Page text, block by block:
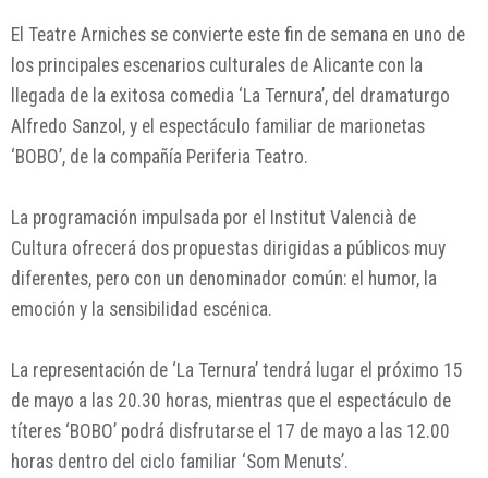
El Teatre Arniches se convierte este fin de semana en uno de
los principales escenarios culturales de Alicante con la
llegada de la exitosa comedia ‘La Ternura’, del dramaturgo
Alfredo Sanzol , y el espectáculo familiar de marionetas
‘BOBO’, de la compañía Periferia Teatro.
La programación impulsada por el Institut Valencià de
Cultura ofrecerá dos propuestas dirigidas a públicos muy
diferentes, pero con un denominador común: el humor, la
emoción y la sensibilidad escénica.
La representación de ‘La Ternura’ tendrá lugar el próximo 15
de mayo a las 20.30 horas, mientras que el espectáculo de
títeres ‘BOBO’ podrá disfrutarse el 17 de mayo a las 12.00
horas dentro del ciclo familiar ‘Som Menuts’.